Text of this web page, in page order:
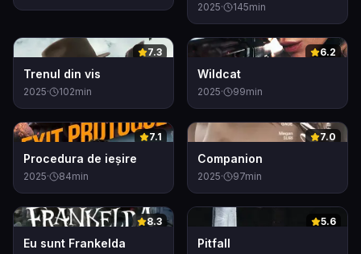
2025· 145min
0 7.3
Trenul din vis
2025· 102min
0 6.2
Wildcat
2025· 99min
0 7.1
Procedura de ieșire
2025· 84min
0 7.0
Companion
2025· 97min
0 8.3
Eu sunt Frankelda
0 5.6
Pitfall